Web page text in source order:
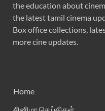
the education about
the latest tamil cinema
Box office collections,
more cine updates.
Home